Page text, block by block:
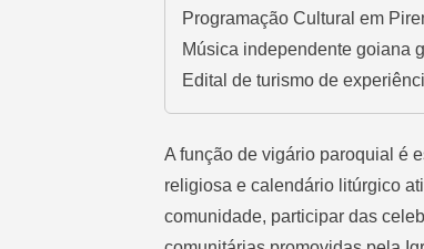
Programação Cultural em
Música independente goiana
Edital de turismo de
A função de vigário paroquial é
religiosa e calendário litúrgico
comunidade, participar das